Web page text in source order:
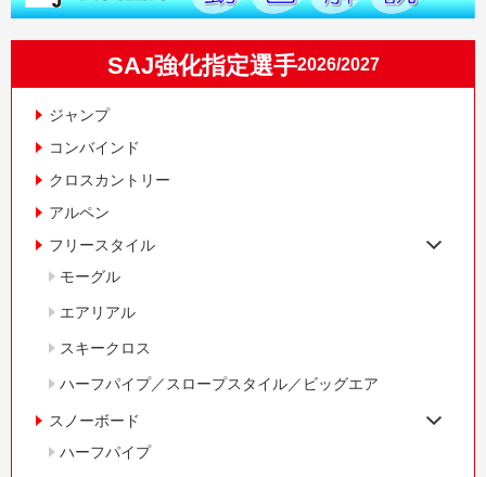
SAJ強化指定選手2026/2027
ジャンプ
コンバインド
クロスカントリー
アルペン
フリースタイル
モーグル
エアリアル
スキークロス
ハーフパイプ／スロープスタイル／ビッグエア
スノーボード
ハーフパイプ